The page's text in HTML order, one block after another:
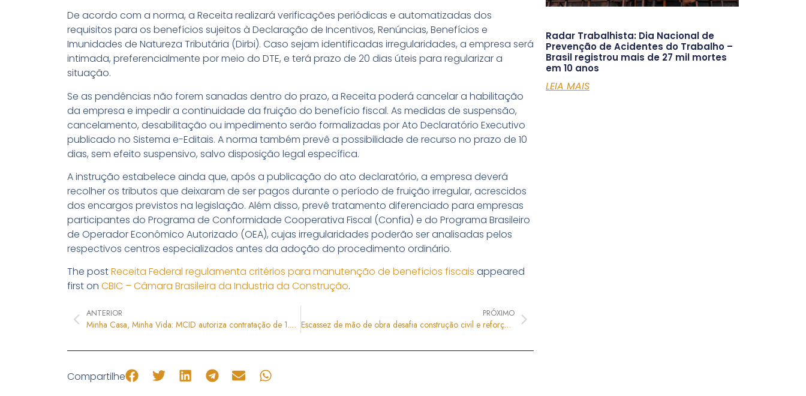
De acordo com a norma, a Receita realizará verificações periódicas e automatizadas dos
requisitos para os benefícios sujeitos à Declaração de Incentivos, Renúncias, Benefícios e
Imunidades de Natureza Tributária (Dirbi). Caso sejam identificadas irregularidades, a empresa será
intimada, preferencialmente por meio do DTE, e terá prazo de 20 dias úteis para regularizar a
situação.
Se as pendências não forem sanadas dentro do prazo, a Receita poderá cancelar a habilitação
da empresa e impedir a continuidade da fruição do benefício fiscal. As medidas de suspensão,
cancelamento, desabilitação ou impedimento serão formalizadas por Ato Declaratório Executivo
publicado no Sistema e-Editais. A norma também prevê a possibilidade de recurso no prazo de 10
dias, sem efeito suspensivo, salvo disposição legal específica.
A instrução estabelece ainda que, após a publicação do ato declaratório, a empresa deverá
recolher os tributos que deixaram de ser pagos durante o período de fruição irregular, acrescidos
dos encargos previstos na legislação. Além disso, prevê tratamento diferenciado para empresas
participantes do Programa de Conformidade Cooperativa Fiscal (Confia) e do Programa Brasileiro
de Operador Econômico Autorizado (OEA), cujas irregularidades poderão ser analisadas pelos
respectivos centros especializados antes da adoção do procedimento ordinário.
The postReceita Federal regulamenta critérios para manutenção de benefícios fiscais appeared
first on CBIC – Câmara Brasileira da Industria da Construção.
ANTERIOR
Minha Casa, Minha Vida: MCID autoriza contratação de 1.260 novas unidades habitacionais
PRÓXIMO
Escassez de mão de obra desafia construção civil e reforça agenda de qualificação e inovação
Compartilhe
Radar Trabalhista: Dia Nacional de
Prevenção de Acidentes do Trabalho –
Brasil registrou mais de 27 mil mortes
em 10 anos
LEIA MAIS